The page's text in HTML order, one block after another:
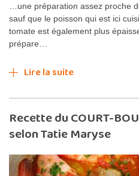
…une préparation assez proche
sauf que le poisson qui est ici
tomate est également plus
prépare…
Lire la suite
Recette du COURT-
selon Tatie Maryse